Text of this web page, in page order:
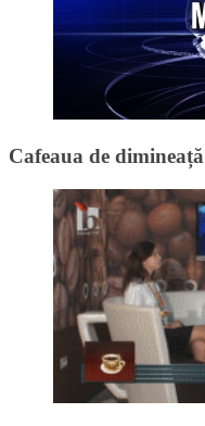
Cafeaua de dimineață